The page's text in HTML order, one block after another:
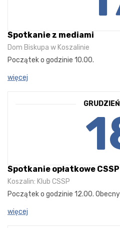
Spotkanie z mediami
Dom Biskupa w Koszalinie
Początek o godzinie 10.00.
więcej
Spotkanie opłatkowe CSSP
Koszalin: Klub CSSP
Początek o godzinie 12.00.
więcej